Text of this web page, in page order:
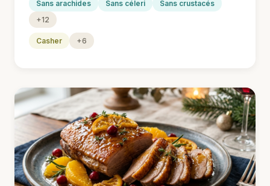
Sans arachides Sans céleri
Sans crustacés
+12
Casher +6